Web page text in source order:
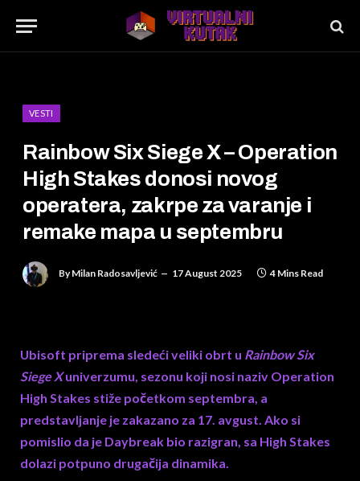
VESTI
Rainbow Six Siege X – Operation
High Stakes donosi novog
operatera, zakrpe za varanje i
remake mapa u septembru
By Milan Radosavljević 17 August 2025 4 Mins Read
Ubisoft priprema sledeći veliki obrt u Rainbow Six
Siege Xuniverzumu, sezonu koji nosi naziv Operation
High Stakes stiže početkom septembra, a
predstavljanje je zakazano za 17. avgust. Ako si
pomislio da je Daybreak bio razigran, sa High Stakes
dolazi potpuno drugačija dinamika.